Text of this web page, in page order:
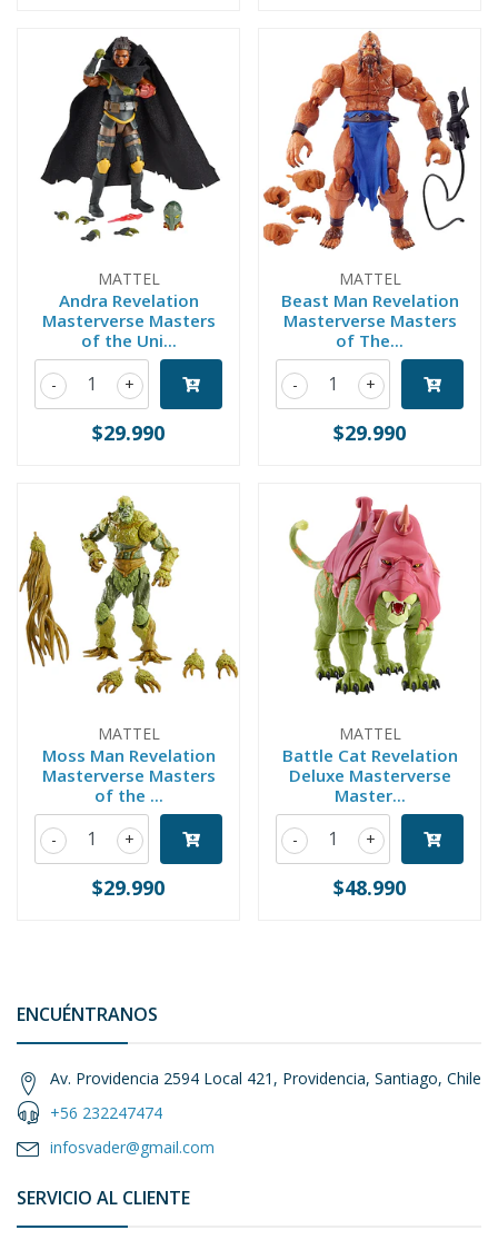
MATTEL
Andra Revelation
Masterverse Masters
of the Uni...
+
-
$29.990
MATTEL
Beast Man Revelation
Masterverse Masters
of The...
+
-
$29.990
MATTEL
Moss Man Revelation
Masterverse Masters
of the ...
+
-
$29.990
MATTEL
Battle Cat Revelation
Deluxe Masterverse
Master...
+
-
$48.990
ENCUÉNTRANOS
Av. Providencia 2594 Local 421, Providencia, Santiago, Chile
+56 232247474
infosvader@gmail.com
SERVICIO AL CLIENTE